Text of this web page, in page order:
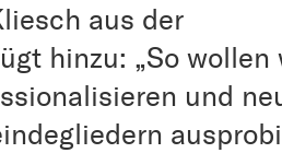
aus der
hinzu: „So wollen
und